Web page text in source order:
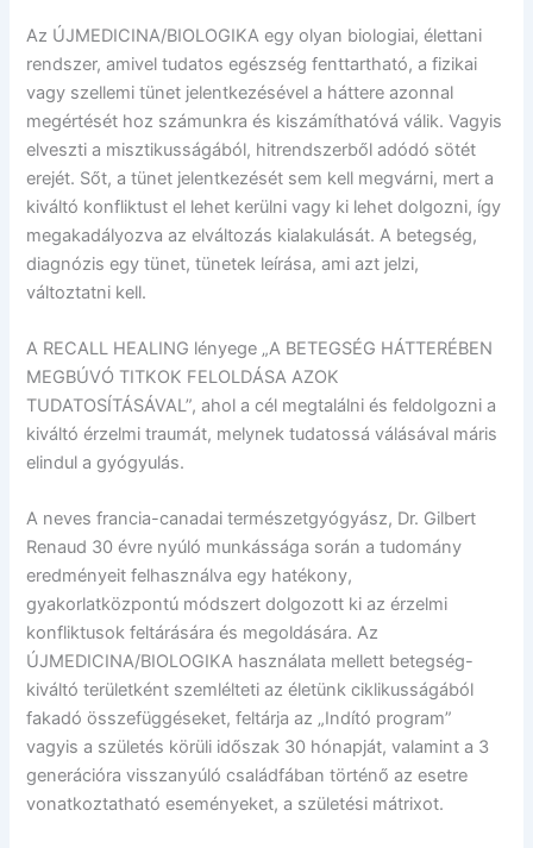
Az ÚJMEDICINA/BIOLOGIKA egy olyan biologiai, élettani
rendszer, amivel tudatos egészség fenttartható, a fizikai
vagy szellemi tünet jelentkezésével a háttere azonnal
megértését hoz számunkra és kiszámíthatóvá válik. Vagyis
elveszti a misztikusságából, hitrendszerből adódó sötét
erejét. Sőt, a tünet jelentkezését sem kell megvárni, mert a
kiváltó konfliktust el lehet kerülni vagy ki lehet dolgozni, így
megakadályozva az elváltozás kialakulását. A betegség,
diagnózis egy tünet, tünetek leírása, ami azt jelzi,
változtatni kell.
A RECALL HEALING lényege „A BETEGSÉG HÁTTERÉBEN
MEGBÚVÓ TITKOK FELOLDÁSA AZOK
TUDATOSÍTÁSÁVAL”, ahol a cél megtalálni és feldolgozni a
kiváltó érzelmi traumát, melynek tudatossá válásával máris
elindul a gyógyulás.
A neves francia-canadai természetgyógyász, Dr. Gilbert
Renaud 30 évre nyúló munkássága során a tudomány
eredményeit felhasználva egy hatékony,
gyakorlatközpontú módszert dolgozott ki az érzelmi
konfliktusok feltárására és megoldására. Az
ÚJMEDICINA/BIOLOGIKA használata mellett betegség-
kiváltó területként szemlélteti az életünk ciklikusságából
fakadó összefüggéseket, feltárja az „Indító program”
vagyis a születés körüli időszak 30 hónapját, valamint a 3
generációra visszanyúló családfában történő az esetre
vonatkoztatható eseményeket, a születési mátrixot.